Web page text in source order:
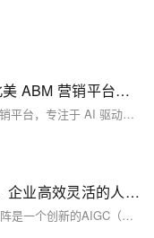
StarRocks x Demandbase ，助力北美 ABM 营销平台降本 90%！
Demandbase 是一家成立于 2007 年的北美营销平台，专注于 AI 驱动的 ABM 解决方案。为解决 ClickHouse 在性能与灵活性上的瓶颈，Demandbase 引入 StarRocks 和 Apache Iceberg，构建新数据基础设施。此举使硬件资源减少 60%，存储成本降低 90%，ETL 管道简化，显著提升数据处理效率和运营效率。未来，Demandbase 将进一步优化实时数据分析能力，探索更高效的数据架构。
光速矩阵：专属AIGC营销人才工场，企业高效灵活的人才共享平台
在数字化和人工智能加速变革的时代，光速矩阵是一个创新的AIGC（人工智能生成内容）人才共享平台，为企业提供从创意策划到内容分发的全流程支持。平台汇聚了各类AIGC人才，通过智能匹配系统和灵活用工模式，帮助企业高效、低成本地获取优质内容创作服务，实现品牌营销的卓越增长。